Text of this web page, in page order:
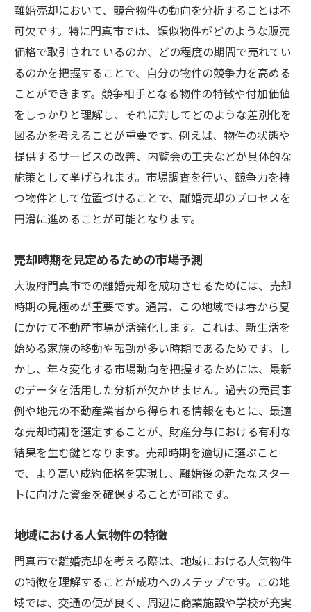
離婚売却において、競合物件の動向を分析することは不
可欠です。特に門真市では、類似物件がどのような販売
価格で取引されているのか、どの程度の期間で売れてい
るのかを把握することで、自分の物件の競争力を高める
ことができます。競争相手となる物件の特徴や付加価値
をしっかりと理解し、それに対してどのような差別化を
図るかを考えることが重要です。例えば、物件の状態や
提供するサービスの改善、内覧会の工夫などが具体的な
施策として挙げられます。市場調査を行い、競争力を持
つ物件として位置づけることで、離婚売却のプロセスを
円滑に進めることが可能となります。
売却時期を見定めるための市場予測
大阪府門真市での離婚売却を成功させるためには、売却
時期の見極めが重要です。通常、この地域では春から夏
にかけて不動産市場が活発化します。これは、新生活を
始める家族の移動や転勤が多い時期であるためです。し
かし、年々変化する市場動向を把握するためには、最新
のデータを活用した分析が欠かせません。過去の売買事
例や地元の不動産業者から得られる情報をもとに、最適
な売却時期を選定することが、財産分与における有利な
結果を生む鍵となります。売却時期を適切に選ぶこと
で、より高い成約価格を実現し、離婚後の新たなスター
トに向けた資金を確保することが可能です。
地域における人気物件の特徴
門真市で離婚売却を考える際は、地域における人気物件
の特徴を理解することが成功へのステップです。この地
域では、交通の便が良く、周辺に商業施設や学校が充実